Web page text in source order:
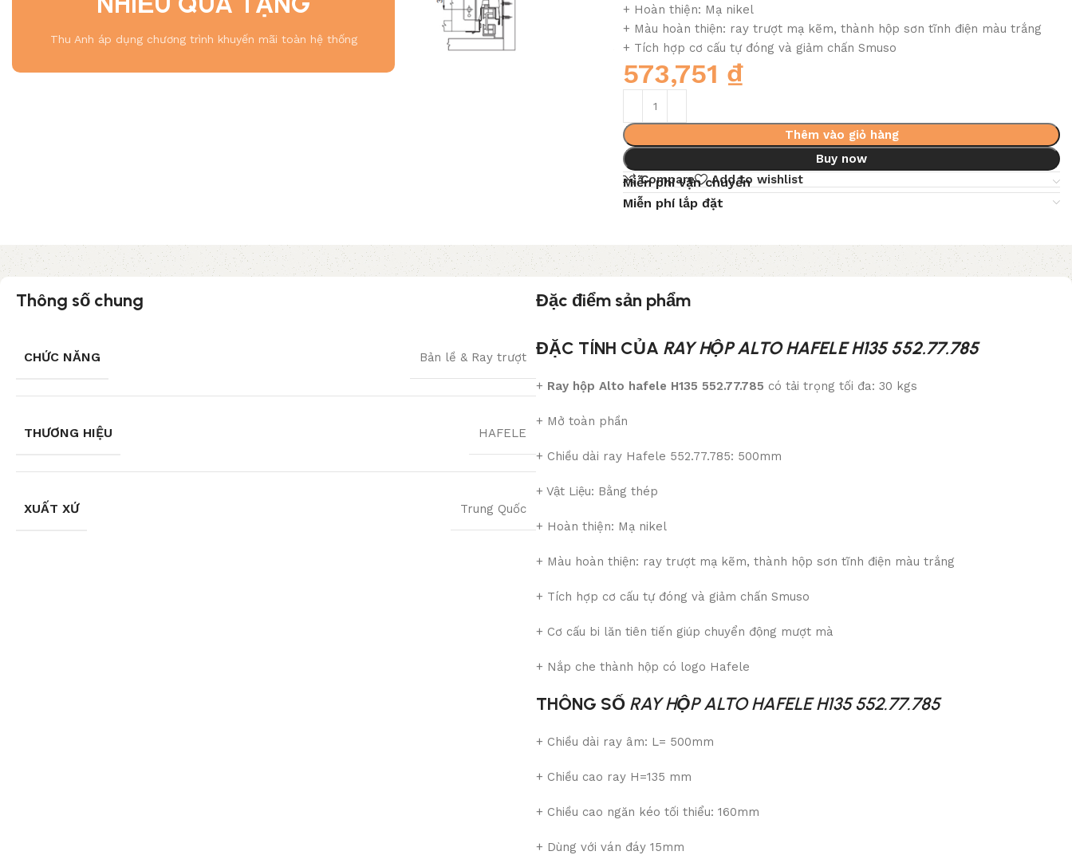
Thu Anh áp dụng chương trình khuyến mãi toàn hệ thống
+ Hoàn thiện: Mạ nikel
+ Màu hoàn thiện: ray trượt mạ kẽm, thành hộp sơn tĩnh điện màu trắng
+ Tích hợp cơ cấu tự đóng và giảm chấn Smuso
573,751 ₫
Thêm vào giỏ hàng
Buy now
Compare
Add to wishlist
Miễn phí vận chuyển
Miễn phí lắp đặt
Thông số chung
CHỨC NĂNG Bản lề & Ray trượt
THƯƠNG HIỆU HAFELE
XUẤT XỨ Trung Quốc
Đặc điểm sản phẩm
ĐẶC TÍNH CỦA RAY HỘP ALTO HAFELE H135 552.77.785
+ Ray hộp Alto hafele H135 552.77.785 có tải trọng tối đa: 30 kgs
+ Mở toàn phần
+ Chiều dài ray Hafele 552.77.785: 500mm
+ Vật Liệu: Bằng thép
+ Hoàn thiện: Mạ nikel
+ Màu hoàn thiện: ray trượt mạ kẽm, thành hộp sơn tĩnh điện màu trắng
+ Tích hợp cơ cấu tự đóng và giảm chấn Smuso
+ Cơ cấu bi lăn tiên tiến giúp chuyển động mượt mà
+ Nắp che thành hộp có logo Hafele
THÔNG SỐ RAY HỘP ALTO HAFELE H135 552.77.785
+ Chiều dài ray âm: L= 500mm
+ Chiều cao ray H=135 mm
+ Chiều cao ngăn kéo tối thiểu: 160mm
+ Dùng với ván đáy 15mm